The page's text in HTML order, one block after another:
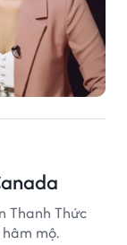
Thanh Thức
mộ.